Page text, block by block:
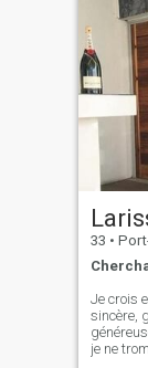
33 • Port-
Je crois
sincère,
je ne